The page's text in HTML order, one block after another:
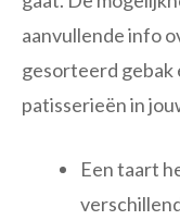
aanvullende info
gesorteerd gebak
patisserieën in
Een taart